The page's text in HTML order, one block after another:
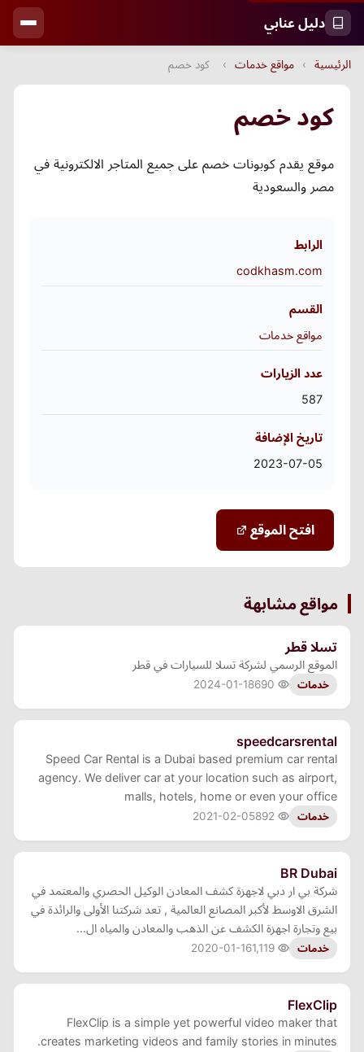
دليل عنابي
الرئيسية › مواقع خدمات › كود خصم
كود خصم
موقع يقدم كوبونات خصم على جميع المتاجر الالكترونية في
مصر والسعودية
الرابط
codkhasm.com
القسم
مواقع خدمات
عدد الزيارات
587
تاريخ الإضافة
2023-07-05
افتح الموقع
مواقع مشابهة
تسلا قطر
الموقع الرسمي لشركة تسلا للسيارات في قطر
خدمات 2024-01-18
speedcarsrental
Speed Car Rental is a Dubai based premium car rental
agency. We deliver car at your location such as airport,
malls, hotels, home or even your office
خدمات 2021-02-05
BR Dubai
شركة بي ار دبي لاجهزة كشف المعادن الوكيل الحصري والمعتمد في
الشرق الاوسط لأكبر المصانع العالمية , تعد شركتنا الأولى والرائدة في
بيع وتجارة اجهزة الكشف عن الذهب والمعادن والمياه ال…
خدمات 2020-01-16
FlexClip
FlexClip is a simple yet powerful video maker that
creates marketing videos and family stories in minutes.